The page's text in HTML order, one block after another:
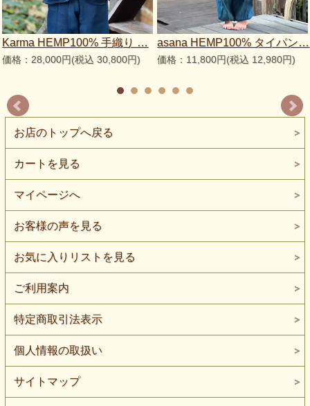
Karma HEMP100% 手織り …
価格：28,000円(税込 30,800円)
asana HEMP100% タイパン…
価格：11,800円(税込 12,980円)
お店のトップへ戻る
カートを見る
マイページへ
お客様の声を見る
お気に入りリストを見る
ご利用案内
特定商取引法表示
個人情報の取扱い
サイトマップ